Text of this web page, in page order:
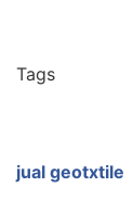
Tags
jual geotxtile